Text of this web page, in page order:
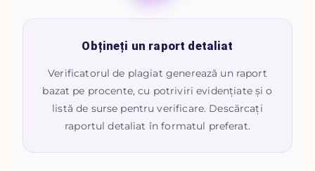
Obțineți un raport detaliat
Verificatorul de plagiat generează un raport
bazat pe procente, cu potriviri evidențiate și o
listă de surse pentru verificare. Descărcați
raportul detaliat în formatul preferat.